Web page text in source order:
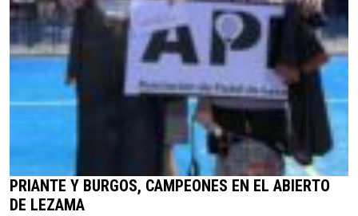
PRIANTE Y BURGOS, CAMPEONES EN EL ABIERTO
DE LEZAMA